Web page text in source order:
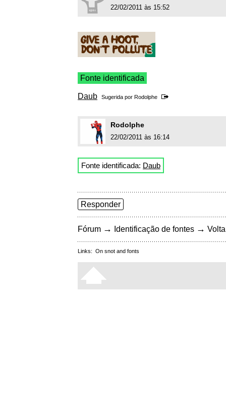
22/02/2011 às 15:52
Fonte identificada
Daub Sugerida por Rodolphe
Rodolphe
22/02/2011 às 16:14
Fonte identificada: Daub
Responder
Fórum → Identificação de fontes →
Links: On snot and fonts